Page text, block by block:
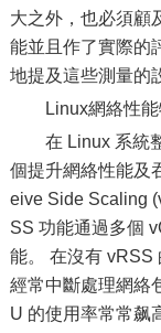
大之外，也必須顧
能並且作了實際的
地提及這些測量的
Linux網絡性
在 Linux 系統
個提升網絡性能及
eive Side Scaling
SS 功能通過多個
能。 在沒有 vRSS
經常中斷處理網絡
U 的使用率常常飙